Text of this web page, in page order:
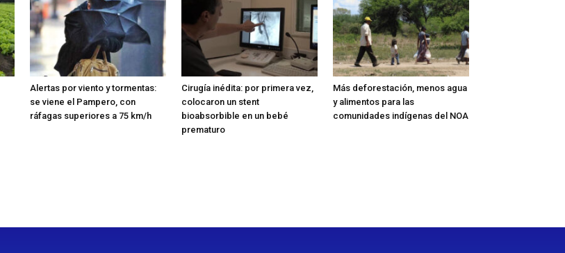
Alertas por viento y tormentas:
se viene el Pampero, con
ráfagas superiores a 75 km/h
Cirugía inédita: por primera vez,
colocaron un stent
bioabsorbible en un bebé
prematuro
Más deforestación, menos agua
y alimentos para las
comunidades indígenas del NOA